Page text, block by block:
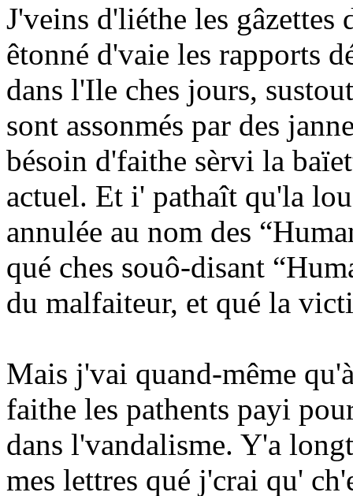
J'veins d'liéthe les gâzettes
êtonné d'vaie les rapports
dans l'Ile ches jours,
sont assonmés par des
bésoin d'faithe sèrvi la
actuel. Et i' pathaît qu'la
annulée au nom des
qué ches souô-disant
du malfaiteur, et qué la
Mais j'vai quand-même
faithe les pathents payi
dans l'vandalisme. Y'a
mes lettres qué j'crai qu'